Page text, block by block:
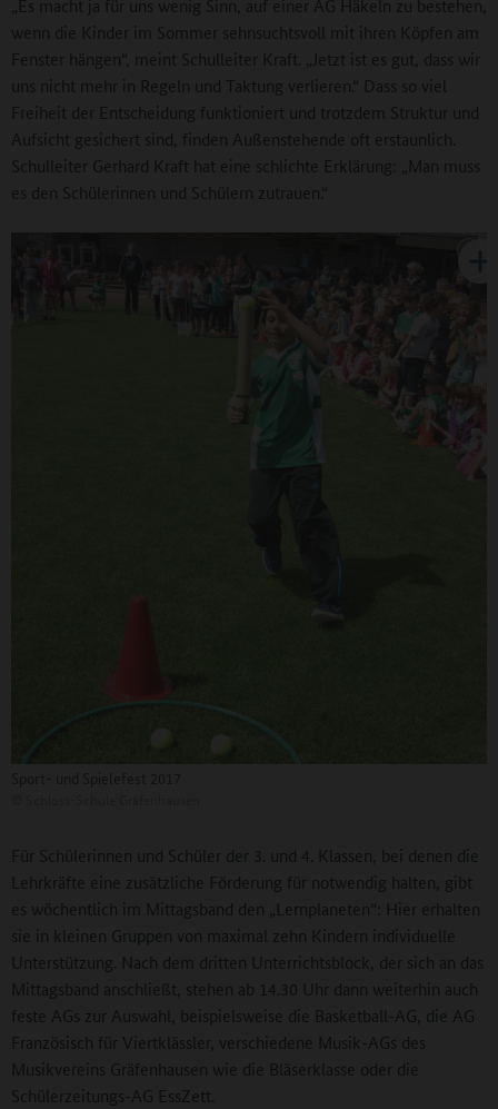
„Es macht ja für uns wenig Sinn, auf einer AG Häkeln zu bestehen,
wenn die Kinder im Sommer sehnsuchtsvoll mit ihren Köpfen am
Fenster hängen“, meint Schulleiter Kraft. „Jetzt ist es gut, dass wir
uns nicht mehr in Regeln und Taktung verlieren.“ Dass so viel
Freiheit der Entscheidung funktioniert und trotzdem Struktur und
Aufsicht gesichert sind, finden Außenstehende oft erstaunlich.
Schulleiter Gerhard Kraft hat eine schlichte Erklärung: „Man muss
es den Schülerinnen und Schülern zutrauen.“
Für Schülerinnen und Schüler der 3. und 4. Klassen, bei denen die
Lehrkräfte eine zusätzliche Förderung für notwendig halten, gibt
es wöchentlich im Mittagsband den „Lernplaneten“: Hier erhalten
sie in kleinen Gruppen von maximal zehn Kindern individuelle
Unterstützung. Nach dem dritten Unterrichtsblock, der sich an das
Mittagsband anschließt, stehen ab 14.30 Uhr dann weiterhin auch
feste AGs zur Auswahl, beispielsweise die Basketball-AG, die AG
Französisch für Viertklässler, verschiedene Musik-AGs des
Musikvereins Gräfenhausen wie die Bläserklasse oder die
Schülerzeitungs-AG EssZett.